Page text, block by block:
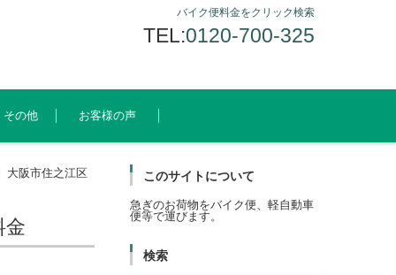
バイク便料金をクリック検索
TEL:0120-700-325
その他 お客様の声
大阪市住之江区
金
このサイトについて
急ぎのお荷物をバイク便、軽自動車
便等で運びます。
検索